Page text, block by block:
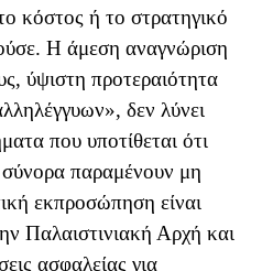
κόστος ή το στρατηγικό
Η άμεση αναγνώριση
ύψιστη προτεραιότητα
δεν λύνει
που υποτίθεται ότι
σύνορα παραμένουν μη
εκπροσώπηση είναι
Παλαιστινιακή Αρχή και
ασφαλείας για